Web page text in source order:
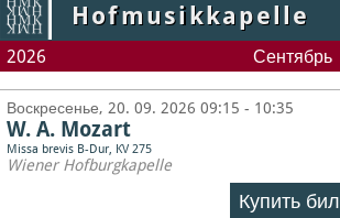
Hofmusikkapelle
2026 Сентябрь
Воскресенье, 20. 09. 2026 09:15 - 10:35
W. A. Mozart
Missa brevis B-Dur, KV 275
Wiener Hofburgkapelle
Купить